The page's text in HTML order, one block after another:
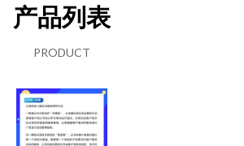
产品列表
PRODUCT